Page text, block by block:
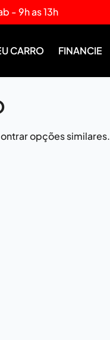
- 9h as 13h
CARRO FINANCIE
opções similares.